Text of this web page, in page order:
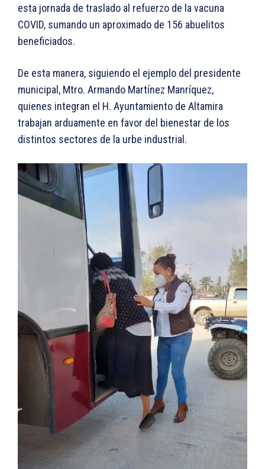
esta jornada de traslado al refuerzo de la vacuna
COVID, sumando un aproximado de 156 abuelitos
beneficiados.
De esta manera, siguiendo el ejemplo del presidente
municipal, Mtro. Armando Martínez Manríquez,
quienes integran el H. Ayuntamiento de Altamira
trabajan arduamente en favor del bienestar de los
distintos sectores de la urbe industrial.